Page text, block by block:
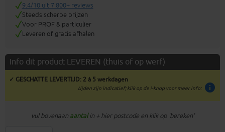
9.4/10 uit 7.800+ reviews
Steeds scherpe prijzen
Voor PROF & particulier
Leveren of gratis afhalen
Info dit product LEVEREN (thuis of op werf)
✓ GESCHATTE LEVERTIJD: 2 à 5 werkdagen
info
tijden zijn indicatief; klik op de i-knop voor meer info:
vul bovenaan aantalin + hier postcode en klik op 'bereken'